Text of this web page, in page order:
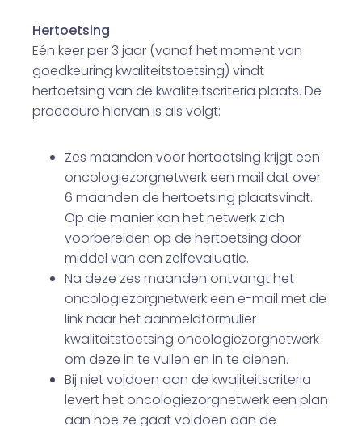
Hertoetsing
Eén keer per 3 jaar (vanaf het moment van
goedkeuring kwaliteitstoetsing) vindt
hertoetsing van de kwaliteitscriteria plaats. De
procedure hiervan is als volgt:
Zes maanden voor hertoetsing krijgt een
oncologiezorgnetwerk een mail dat over
6 maanden de hertoetsing plaatsvindt.
Op die manier kan het netwerk zich
voorbereiden op de hertoetsing door
middel van een zelfevaluatie.
Na deze zes maanden ontvangt het
oncologiezorgnetwerk een e-mail met de
link naar het aanmeldformulier
kwaliteitstoetsing oncologiezorgnetwerk
om deze in te vullen en in te dienen.
Bij niet voldoen aan de kwaliteitscriteria
levert het oncologiezorgnetwerk een plan
aan hoe ze gaat voldoen aan de